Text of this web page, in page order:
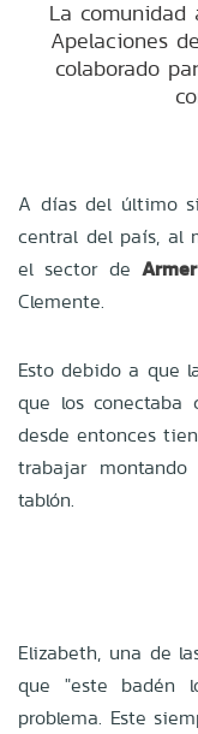
La comunidad
Apelaciones
colaborado
A días del último
central del país, al
el sector de
Clemente.
Esto debido a que
que los
desde entonces
trabajar
tablón.
Elizabeth, una de
que "este badén
problema. Este